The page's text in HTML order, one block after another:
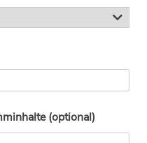
(optional)